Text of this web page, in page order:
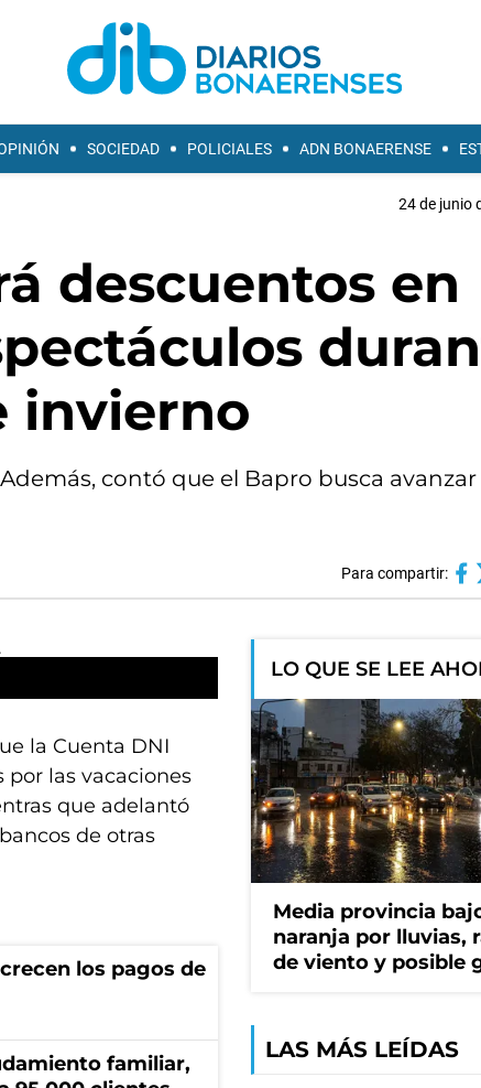
SOCIEDAD POLICIALES ADN BONAERENSE
24 de junio
descuentos en
invierno
contó que el Bapro busca avanzar
Para compartir:
la Cuenta DNI
las vacaciones
que adelantó
de otras
los pagos de
familiar,
LO QUE SE LEE
Media provincia
naranja por lluvias,
de viento y posible
LAS MÁS LEÍDAS